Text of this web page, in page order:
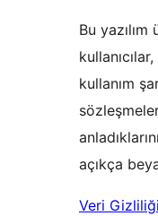
Bu
kullanım
açıkça
Veri